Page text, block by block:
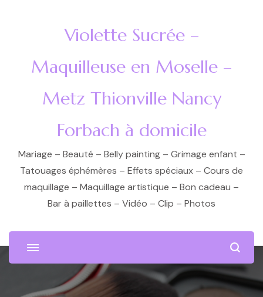
Violette Sucrée –
Maquilleuse en Moselle –
Metz Thionville Nancy
Forbach à domicile
Mariage – Beauté – Belly painting – Grimage enfant –
Tatouages éphémères – Effets spéciaux – Cours de
maquillage – Maquillage artistique – Bon cadeau –
Bar à paillettes – Vidéo – Clip – Photos